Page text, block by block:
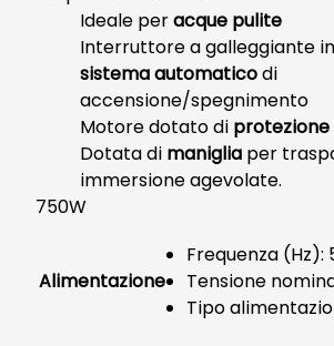
Ideale peracque pulite
Interruttore a galleggiante
sistema automaticodi
accensione/spegnimento
Motore dotato di
Dotata di maniglia per
immersione agevolate.
750W
Alimentazione
Frequenza (Hz):
Tensione
Tipo